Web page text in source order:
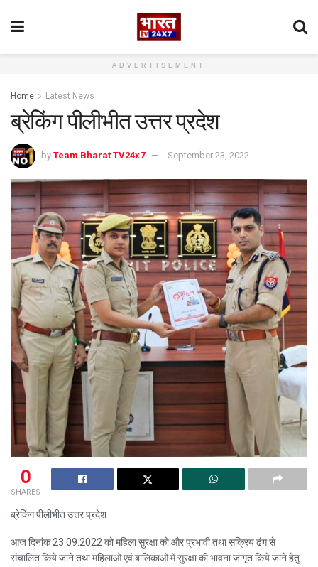
ADVERTISEMENT
Home Latest News
ब्रेकिंग पीलीभीत उत्तर प्रदेश
by Team Bharat TV24x7 September 23, 2022
0
SHARES
ब्रेकिंग पीलीभीत उत्तर प्रदेश
आज दिनांक 23.09.2022 को महिला सुरक्षा को और प्रभावी तथा सक्रिय ढंग से
संचालित किये जाने तथा महिलाओं एवं बालिकाओं में सुरक्षा की भावना जागृत किये जाने हेतु